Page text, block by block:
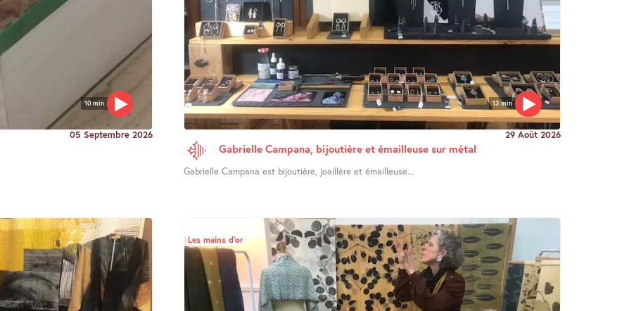
10 min
05 Septembre 2026
13 min
29 Août 2026
Gabrielle Campana, bijoutière et émailleuse sur métal
Gabrielle Campana est bijoutière, joaillère et émailleuse...
Les mains d’or